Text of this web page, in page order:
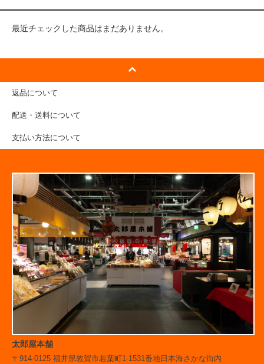
最近チェックした商品はまだありません。
返品について
配送・送料について
支払い方法について
太郎屋本舗
〒914-0125 福井県敦賀市若葉町1-1531番地日本海さかな街内